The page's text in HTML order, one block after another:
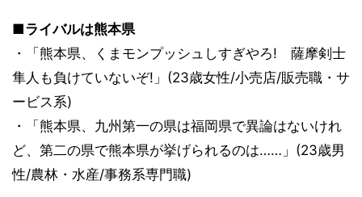
■ライバルは熊本県
・「熊本県、くまモンプッシュしすぎやろ! 薩摩剣士
隼人も負けていないぞ!」(23歳女性/小売店/販売職・サ
ービス系)
・「熊本県、九州第一の県は福岡県で異論はないけれ
ど、第二の県で熊本県が挙げられるのは……」(23歳男
性/農林・水産/事務系専門職)